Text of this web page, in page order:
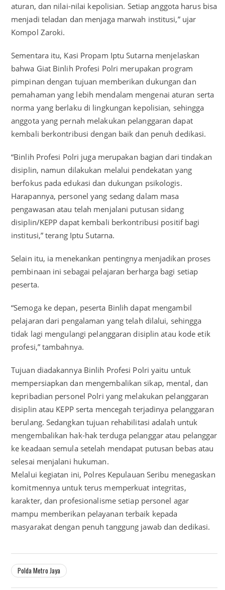
aturan, dan nilai-nilai kepolisian. Setiap anggota harus bisa
menjadi teladan dan menjaga marwah institusi,” ujar
Kompol Zaroki.
Sementara itu, Kasi Propam Iptu Sutarna menjelaskan
bahwa Giat Binlih Profesi Polri merupakan program
pimpinan dengan tujuan memberikan dukungan dan
pemahaman yang lebih mendalam mengenai aturan serta
norma yang berlaku di lingkungan kepolisian, sehingga
anggota yang pernah melakukan pelanggaran dapat
kembali berkontribusi dengan baik dan penuh dedikasi.
“Binlih Profesi Polri juga merupakan bagian dari tindakan
disiplin, namun dilakukan melalui pendekatan yang
berfokus pada edukasi dan dukungan psikologis.
Harapannya, personel yang sedang dalam masa
pengawasan atau telah menjalani putusan sidang
disiplin/KEPP dapat kembali berkontribusi positif bagi
institusi,” terang Iptu Sutarna.
Selain itu, ia menekankan pentingnya menjadikan proses
pembinaan ini sebagai pelajaran berharga bagi setiap
peserta.
“Semoga ke depan, peserta Binlih dapat mengambil
pelajaran dari pengalaman yang telah dilalui, sehingga
tidak lagi mengulangi pelanggaran disiplin atau kode etik
profesi,” tambahnya.
Tujuan diadakannya Binlih Profesi Polri yaitu untuk
mempersiapkan dan mengembalikan sikap, mental, dan
kepribadian personel Polri yang melakukan pelanggaran
disiplin atau KEPP serta mencegah terjadinya pelanggaran
berulang. Sedangkan tujuan rehabilitasi adalah untuk
mengembalikan hak-hak terduga pelanggar atau pelanggar
ke keadaan semula setelah mendapat putusan bebas atau
selesai menjalani hukuman.
Melalui kegiatan ini, Polres Kepulauan Seribu menegaskan
komitmennya untuk terus memperkuat integritas,
karakter, dan profesionalisme setiap personel agar
mampu memberikan pelayanan terbaik kepada
masyarakat dengan penuh tanggung jawab dan dedikasi.
Polda Metro Jaya